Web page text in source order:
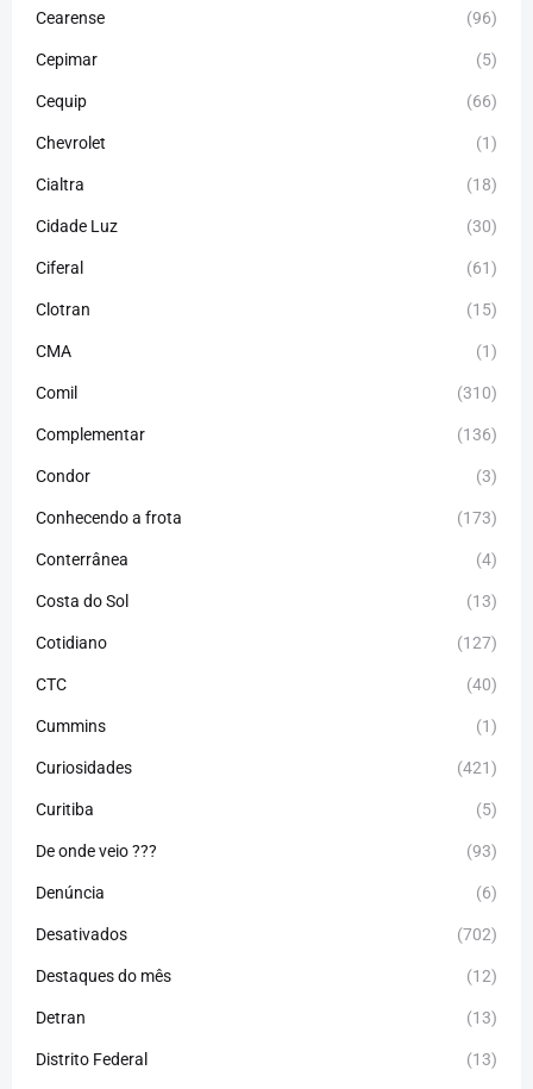
Cearense (96)
Cepimar (5)
Cequip (66)
Chevrolet (1)
Cialtra (18)
Cidade Luz (30)
Ciferal (61)
Clotran (15)
CMA (1)
Comil (310)
Complementar (136)
Condor (3)
Conhecendo a frota (173)
Conterrânea (4)
Costa do Sol (13)
Cotidiano (127)
CTC (40)
Cummins (1)
Curiosidades (421)
Curitiba (5)
De onde veio ??? (93)
Denúncia (6)
Desativados (702)
Destaques do mês (12)
Detran (13)
Distrito Federal (13)